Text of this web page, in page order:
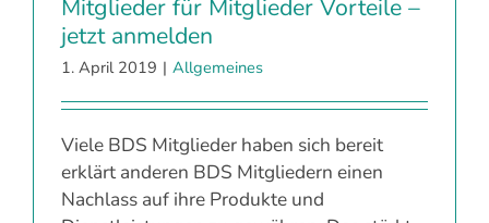
Mitglieder für Mitglieder Vorteile –
jetzt anmelden
1. April 2019 | Allgemeines
Viele BDS Mitglieder haben sich bereit
erklärt anderen BDS Mitgliedern einen
Nachlass auf ihre Produkte und